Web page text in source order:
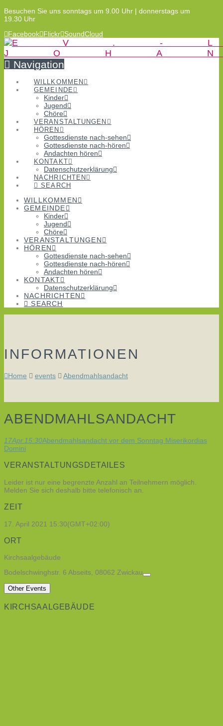
Besuchen Sie uns sonntags um 9.00 Uhr | donnerstags um
19.30 Uhr
Facebook Flickr SoundCloud
Navigation
WILLKOMMEN
GEMEINDE
Kinder
Jugend
Chöre
VERANSTALTUNGEN
HÖREN
Gottesdienste nach-sehen
Gottesdienste nach-hören
Andachten hören
KONTAKT
Datenschutzerklärung
NACHRICHTEN
SEARCH
WILLKOMMEN
GEMEINDE
Kinder
Jugend
Chöre
VERANSTALTUNGEN
HÖREN
Gottesdienste nach-sehen
Gottesdienste nach-hören
Andachten hören
KONTAKT
Datenschutzerklärung
NACHRICHTEN
SEARCH
INFORMATIONEN
Home events Abendmahlsandacht
ABENDMAHLSANDACHT
17Apr. 15:30Abendmahlsandacht vor dem Sonntag Miserikordias
Domini
VERANSTALTUNGSDETAILES
Leider ist nur eine begrenzte Anzahl an Teilnehmern möglich.
Melden Sie sich deshalb bitte telefonisch an.
ZEIT
17. April 2021 15:30(GMT+02:00)
ORT
Kirchsaalgebäude
Bodelschwinghstr. 6 Abseits, 08062 Zwickau
Other Events
KIRCHSAALGEBÄUDE